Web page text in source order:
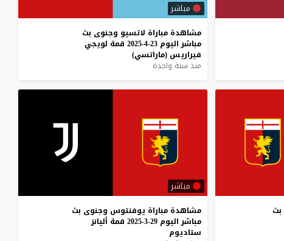
مباشر
مشاهدة مباراة لاتسيو وجنوى بث
مباشر اليوم 23-4-2025 قمة لويجي
فيراريس (ماراتسي)
منذ سنة واحدة
بث
مباشر
مشاهدة مباراة يوفنتوس وجنوى بث
مباشر اليوم 29-3-2025 قمة أليانز
ستاديوم